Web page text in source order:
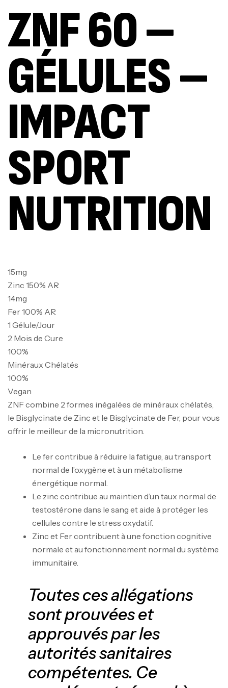
ZNF 60 –
GÉLULES –
IMPACT
SPORT
NUTRITION
15mg
Zinc 150% AR
14mg
Fer 100% AR
1 Gélule/Jour
2 Mois de Cure
100%
Minéraux Chélatés
100%
Vegan
ZNF combine 2 formes inégalées de minéraux chélatés,
le Bisglycinate de Zinc et le Bisglycinate de Fer, pour vous
offrir le meilleur de la micronutrition.
Le fer contribue à réduire la fatigue, au transport
normal de l’oxygène et à un métabolisme
énergétique normal.
Le zinc contribue au maintien d’un taux normal de
testostérone dans le sang et aide à protéger les
cellules contre le stress oxydatif.
Zinc et Fer contribuent à une fonction cognitive
normale et au fonctionnement normal du système
immunitaire.
Toutes ces allégations
sont prouvées et
approuvés par les
autorités sanitaires
compétentes. Ce